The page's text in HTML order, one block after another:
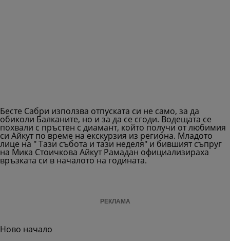
Бесте Сабри използва отпуската си не само, за да
обиколи Балканите, но и за да се сгоди. Водещата се
похвали с пръстен с диамант, който получи от любимия
си Айкут по време на екскурзия из региона. Младото
лице на " Тази събота и тази неделя" и бившият съпруг
на Мика Стоичкова Айкут Рамадан официализираха
връзката си в началото на годината.
РЕКЛАМА
Ново начало